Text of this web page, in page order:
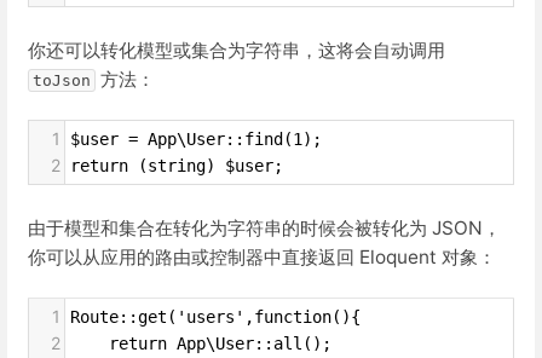
你还可以转化模型或集合为字符串，这将会自动调用
toJson 方法：
1 $user = App\User::find(1);
2 return (string) $user;
由于模型和集合在转化为字符串的时候会被转化为 JSON，
你可以从应用的路由或控制器中直接返回 Eloquent 对象：
1 Route::get('users',function(){
2
    return App\User::all();